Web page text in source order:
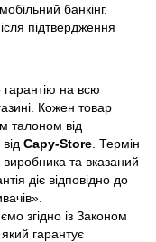
банкінг.
підтвердження
на всю
Кожен товар
талоном від
Capy-Store . Термін
виробника та вказаний
діє відповідно до
згідно із Законом
гарантує